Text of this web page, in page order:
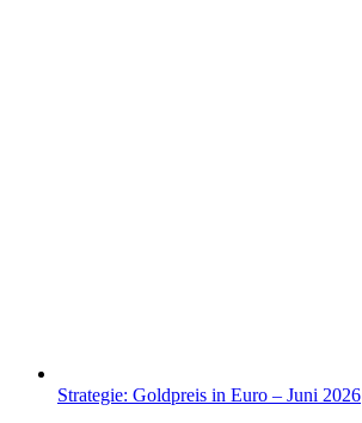
Strategie: Goldpreis in Euro – Juni 2026